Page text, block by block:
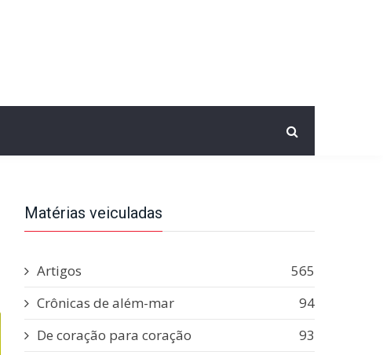
Matérias veiculadas
Artigos
565
Crônicas de além-mar
94
De coração para coração
93